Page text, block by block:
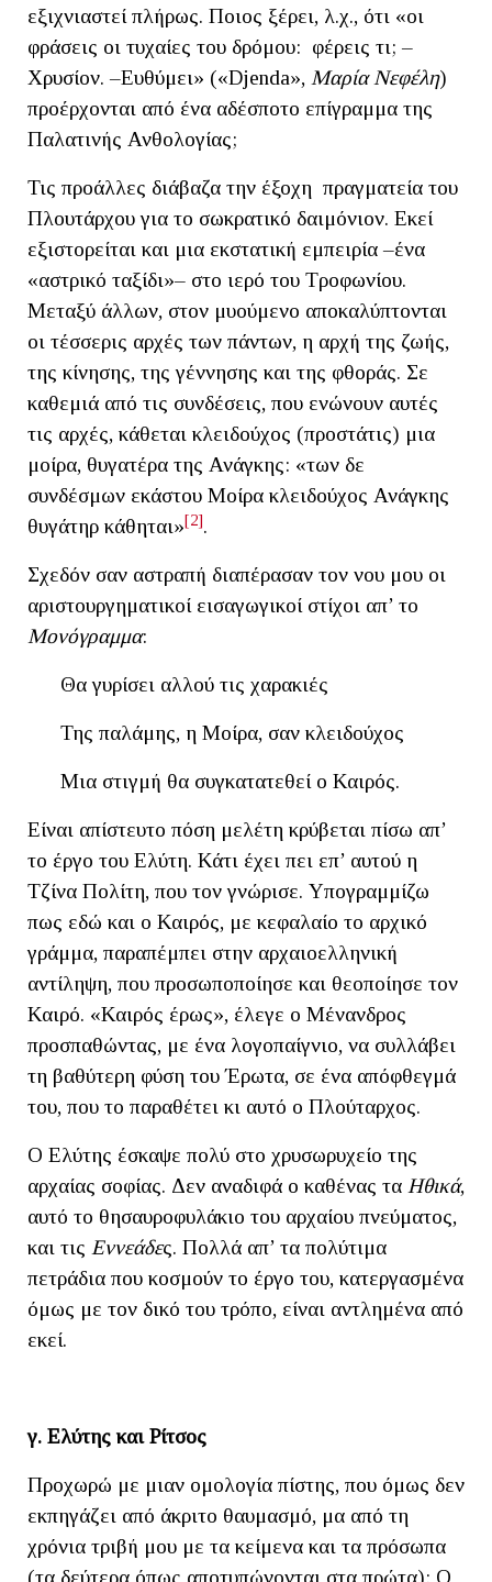
εξιχνιαστεί πλήρως. Ποιος ξέρει, λ.χ., ότι «οι
φράσεις οι τυχαίες του δρόμου: φέρεις τι; –
Χρυσίον. –Ευθύμει» («Djenda», Μαρία Νεφέλη)
προέρχονται από ένα αδέσποτο επίγραμμα της
Παλατινής Ανθολογίας;
Τις προάλλες διάβαζα την έξοχη πραγματεία του
Πλουτάρχου για το σωκρατικό δαιμόνιον. Εκεί
εξιστορείται και μια εκστατική εμπειρία –ένα
«αστρικό ταξίδι»– στο ιερό του Τροφωνίου.
Μεταξύ άλλων, στον μυούμενο αποκαλύπτονται
οι τέσσερις αρχές των πάντων, η αρχή της ζωής,
της κίνησης, της γέννησης και της φθοράς. Σε
καθεμιά από τις συνδέσεις, που ενώνουν αυτές
τις αρχές, κάθεται κλειδούχος (προστάτις) μια
μοίρα, θυγατέρα της Ανάγκης: «των δε
συνδέσμων εκάστου Μοίρα κλειδούχος Ανάγκης
θυγάτηρ κάθηται»[2].
Σχεδόν σαν αστραπή διαπέρασαν τον νου μου οι
αριστουργηματικοί εισαγωγικοί στίχοι απ’ το
Μονόγραμμα:
Θα γυρίσει αλλού τις χαρακιές
Της παλάμης, η Μοίρα, σαν κλειδούχος
Μια στιγμή θα συγκατατεθεί ο Καιρός.
Είναι απίστευτο πόση μελέτη κρύβεται πίσω απ’
το έργο του Ελύτη. Κάτι έχει πει επ’ αυτού η
Τζίνα Πολίτη, που τον γνώρισε. Υπογραμμίζω
πως εδώ και ο Καιρός, με κεφαλαίο το αρχικό
γράμμα, παραπέμπει στην αρχαιοελληνική
αντίληψη, που προσωποποίησε και θεοποίησε τον
Καιρό. «Καιρός έρως», έλεγε ο Μένανδρος
προσπαθώντας, με ένα λογοπαίγνιο, να συλλάβει
τη βαθύτερη φύση του Έρωτα, σε ένα απόφθεγμά
του, που το παραθέτει κι αυτό ο Πλούταρχος.
Ο Ελύτης έσκαψε πολύ στο χρυσωρυχείο της
αρχαίας σοφίας. Δεν αναδιφά ο καθένας τα Ηθικά,
αυτό το θησαυροφυλάκιο του αρχαίου πνεύματος,
και τις Εννεάδες. Πολλά απ’ τα πολύτιμα
πετράδια που κοσμούν το έργο του, κατεργασμένα
όμως με τον δικό του τρόπο, είναι αντλημένα από
εκεί.
γ. Ελύτης και Ρίτσος
Προχωρώ με μιαν ομολογία πίστης, που όμως δεν
εκπηγάζει από άκριτο θαυμασμό, μα από τη
χρόνια τριβή μου με τα κείμενα και τα πρόσωπα